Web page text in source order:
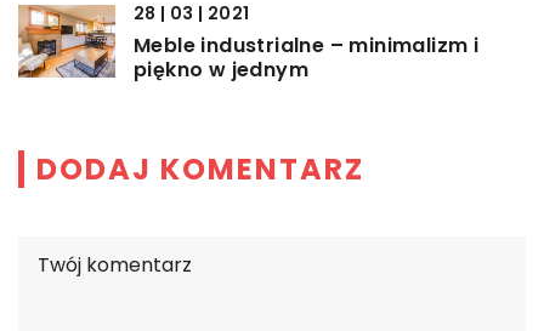
28 | 03 | 2021
Meble industrialne – minimalizm i
piękno w jednym
DODAJ KOMENTARZ